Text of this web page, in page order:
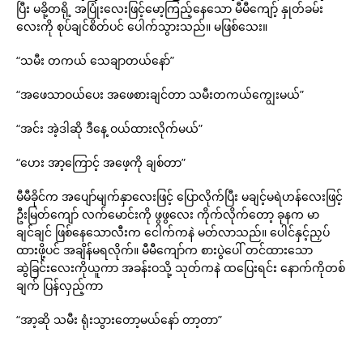
ပြီး မခို့တရို့ အပြုံးလေးဖြင့်မော့ကြည့်နေသော မီမီကျော့် နှုတ်ခမ်း
လေးကို စုပ်ချင်စိတ်ပင် ပေါက်သွားသည်။ မဖြစ်သေး။
“သမီး တကယ် သေချာတယ်နော်”
“အဖေသာဝယ်ပေး အဖေစားချင်တာ သမီးတကယ်ကျွေးမယ်”
“အင်း အဲ့ဒါဆို ဒီနေ့ ဝယ်ထားလိုက်မယ်”
“ဟေး အာ့ကြောင့် အဖေ့ကို ချစ်တာ”
မီမီခိုင်က အပျော်မျက်နှာလေးဖြင့် ပြောလိုက်ပြီး မချင့်မရဲဟန်လေးဖြင့်
ဦးမြတ်ကျော် လက်မောင်းကို ဖွဖွလေး ကိုက်လိုက်တော့ ခုနက မာ
ချင်ချင် ဖြစ်နေသောလီးက ငေါက်ကနဲ မတ်လာသည်။ ပေါင်နှင့်ညှပ်
ထားဖို့ပင် အချိန်မရလိုက်။ မီမီကျော်က စားပွဲပေါ် တင်ထားသော
ဆွဲခြင်းလေးကိုယူကာ အခန်းဝသို့ သုတ်ကနဲ ထပြေးရင်း နောက်ကိုတစ်
ချက် ပြန်လှည့်ကာ
“အာ့ဆို သမီး ရုံးသွားတော့မယ်နော် တာ့တာ”